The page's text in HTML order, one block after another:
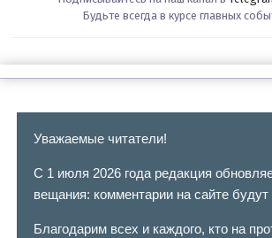
Будьте всегда в курсе главных
Уважаемые читатели!
С 1 июля 2026 года редакция
вещания: комментарии на сайте
Благодарим всех и каждого, кто на